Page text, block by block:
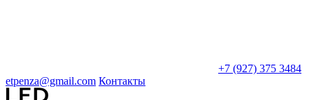
+7 (927) 375 3484
etpenza@gmail.com Контакты